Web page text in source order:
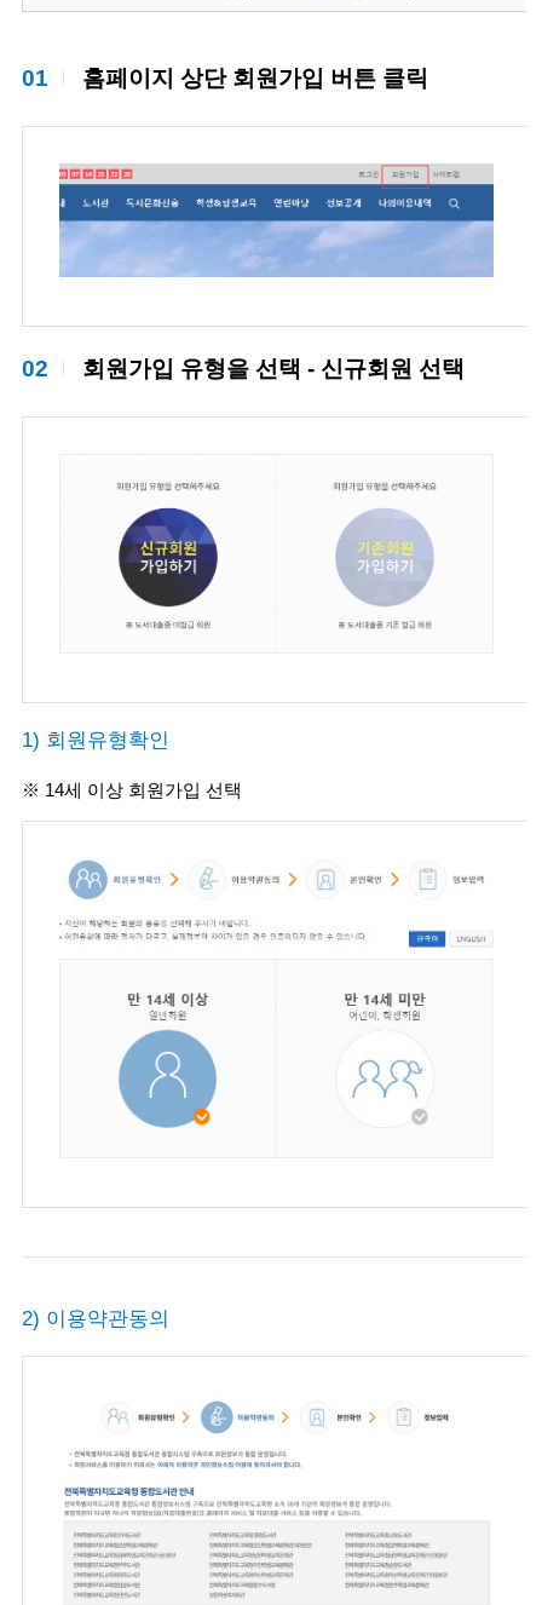
01 홈페이지 상단 회원가입 버튼 클릭
02 회원가입 유형을 선택 - 신규회원 선택
1) 회원유형확인
※ 14세 이상 회원가입 선택
2) 이용약관동의